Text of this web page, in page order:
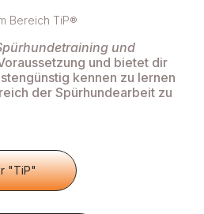
Bereich TiP®
und
und bietet dir
kennen zu lernen
der Spürhundearbeit zu
"TiP"